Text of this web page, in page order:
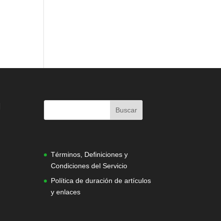
Términos, Definiciones y
Condiciones del Servicio
Política de duración de artículos
y enlaces